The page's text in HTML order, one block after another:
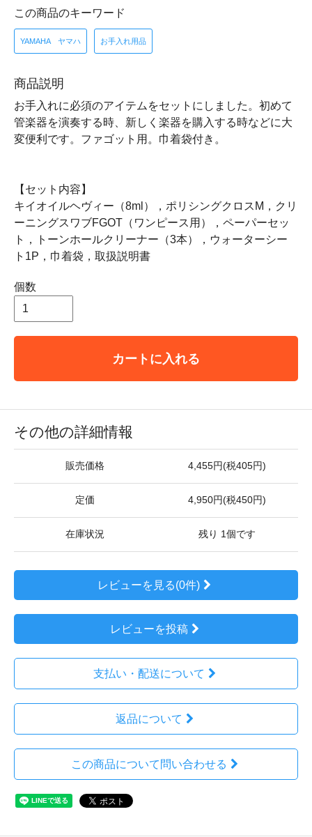
この商品のキーワード
YAMAHA ヤマハ お手入れ用品
商品説明
お手入れに必須のアイテムをセットにしました。初めて
管楽器を演奏する時、新しく楽器を購入する時などに大
変便利です。ファゴット用。巾着袋付き。
【セット内容】
キイオイルヘヴィー（8ml），ポリシングクロスM，クリ
ーニングスワブFGOT（ワンピース用），ペーパーセッ
ト，トーンホールクリーナー（3本），ウォーターシー
ト1P，巾着袋，取扱説明書
個数
カートに入れる
その他の詳細情報
販売価格 4,455円(税405円)
定価 4,950円(税450円)
在庫状況 残り 1個です
レビューを見る(0件)
レビューを投稿
支払い・配送について
返品について
この商品について問い合わせる